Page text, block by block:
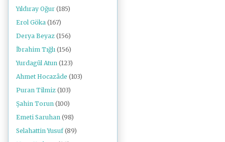
Yıldıray Oğur (185)
Erol Göka (167)
Derya Beyaz (156)
İbrahim Tığlı (156)
Yurdagül Atun (123)
Ahmet Hocazâde (103)
Puran Tilmiz (103)
Şahin Torun (100)
Emeti Saruhan (98)
Selahattin Yusuf (89)